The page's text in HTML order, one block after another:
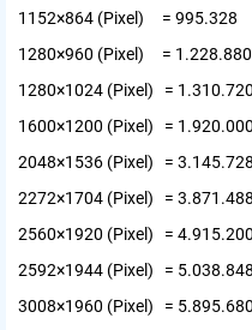
1152×864 (Pixel) = 995.328
1280×960 (Pixel) =
1280×1024 (Pixel) =
1600×1200 (Pixel) =
2048×1536 (Pixel) =
2272×1704 (Pixel) =
2560×1920 (Pixel) =
2592×1944 (Pixel) =
3008×1960 (Pixel) =